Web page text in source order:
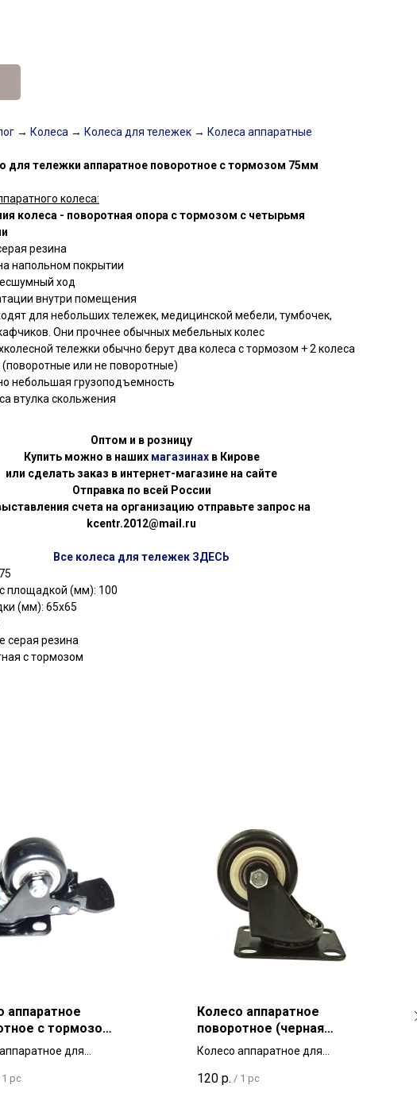
→ Колеса→ Колеса для тележек→ Колеса аппаратные
для тележки аппаратное поворотное с тормозом 75мм
колеса:
колеса - поворотная опора с тормозом с четырьмя
резина
напольном покрытии
ход
внутри помещения
для небольших тележек, медицинской мебели, тумбочек,
Они прочнее обычных мебельных колес
тележки обычно берут два колеса с тормозом + 2 колеса
(поворотные или не поворотные)
небольшая грузоподъемность
втулка скольжения
Оптом и в розницу
Купить можно в наших магазинахв Кирове
или сделать заказ в интернет-магазине на сайте
Отправка по всей России
счета на организацию отправьте запрос на
kcentr.2012@mail.ru
Все колеса для тележек ЗДЕСЬ
площадкой (мм): 100
(мм): 65х65
серая резина
с тормозом
аппаратное
с тормозом
резина) 40 мм
и мебели
для
столиков. Диаметр
1 pc
Колесо аппаратное
поворотное (черная
резина) 40 мм для
тележек и мебели
Колесо аппаратное для
тумбочек, столиков. Диаметр
120 р. / 1 pc